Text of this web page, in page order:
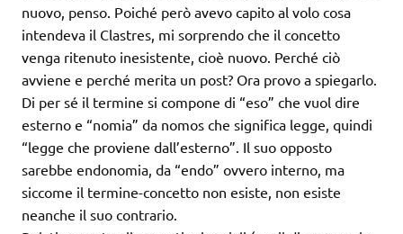
nuovo, penso. Poiché però avevo capito al volo cosa
intendeva il Clastres, mi sorprendo che il concetto
venga ritenuto inesistente, cioè nuovo. Perché ciò
avviene e perché merita un post? Ora provo a spiegarlo.
Di per sé il termine si compone di “eso” che vuol dire
esterno e “nomia” da nomos che significa legge, quindi
“legge che proviene dall’esterno”. Il suo opposto
sarebbe endonomia, da “endo” ovvero interno, ma
siccome il termine-concetto non esiste, non esiste
neanche il suo contrario.